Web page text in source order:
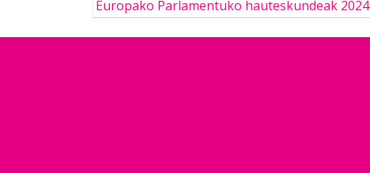
Europako Parlamentuko hauteskundeak 2024